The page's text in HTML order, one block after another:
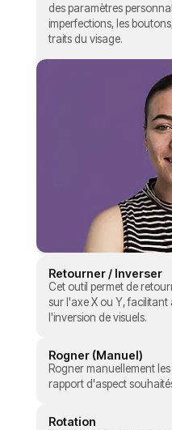
des paramètres
imperfections, les
traits du visage.
Retourner / Inverser
Cet outil permet de
sur l'axe X ou Y, facilitant
l'inversion de visuels.
Rogner (Manuel)
Rogner manuellement
rapport d'aspect
Rotation